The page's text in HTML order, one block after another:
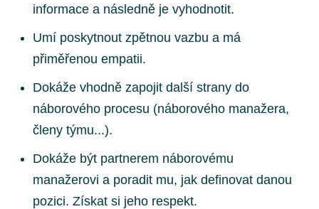
informace a následně je vyhodnotit.
Umí poskytnout zpětnou vazbu a má
přiměřenou empatii.
Dokáže vhodně zapojit další strany do
náborového procesu (náborového manažera,
členy týmu...).
Dokáže být partnerem náborovému
manažerovi a poradit mu, jak definovat danou
pozici. Získat si jeho respekt.